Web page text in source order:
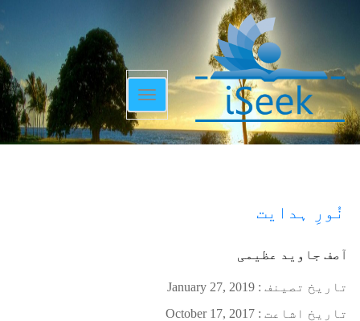
Toggle
navigation
نُورِ ہدایت
آصف جاوید عظیمی
تاریخ تصینف : January 27, 2019
تاریخ اشاعت : October 17, 2017